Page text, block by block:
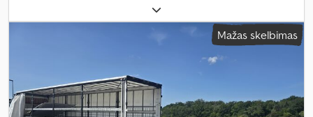
2 480 mm
3 000 mm, krovinio erdvės tūris:101 m³, pakaba:oras, padangos
, Gamybos metai:2026,
, vairuotojo kabina:
emisijos klasė:nėra, Įranga:ABS, apšvietimas, elektroninė
stabilumo programa (ESP), papildomi žibintai, priešrūkiniai
žibintai, sunkvežimio registracija, suspausto oro stabdys,
Mažas skelbimas